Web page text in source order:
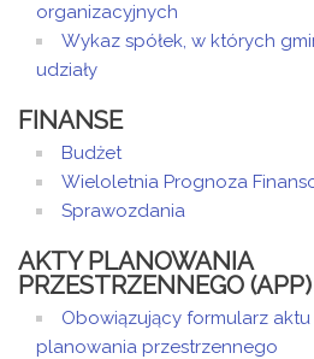
organizacyjnych
Wykaz spółek, w których
udziały
FINANSE
Budżet
Wieloletnia Prognoza
Sprawozdania
AKTY PLANOWANIA
PRZESTRZENNEGO (APP)
Obowiązujący formularz aktu
planowania przestrzennego